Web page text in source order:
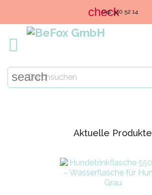
check
info@befox.ch

search
Aktuelle Produkte